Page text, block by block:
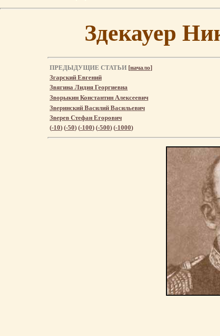
Здекауер
ПРЕДЫДУЩИЕ СТАТЬИ [начало]
Згарский Евгений
Звягина Лидия Георгиевна
Зворыкин Константин Алексеевич
Зверинский Василий Васильевич
Зверев Стефан Егорович
(-10) (-50) (-100) (-500) (-1000)